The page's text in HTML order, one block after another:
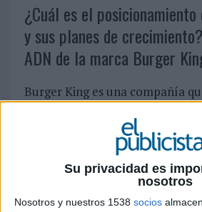
Su privacidad es
nosotros
Nosotros y nuestros 1538 socios
¿Cuál es el
y sus planes de
ADN de la marca Burger
Burger King es una compañía
por ser pionera e innovadora.
primera cadena de
España (en 1975) y desde
continuado trabajando en esta
actualidad apostamos por
aperturas constante para estar
consumidor cada vez más